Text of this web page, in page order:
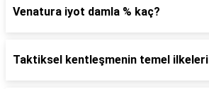
Venatura iyot damla % kaç?
Taktiksel kentleşmenin temel ilkeleri